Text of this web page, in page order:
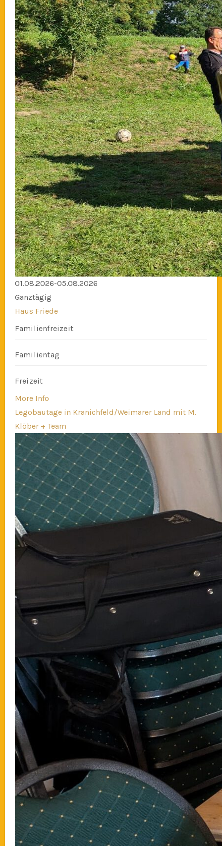
01.08.2026-05.08.2026
Ganztägig
Haus Friede
Familienfreizeit
Familientag
Freizeit
More Info
Legobautage in Kranichfeld/Weimarer Land mit M.
Klöber + Team